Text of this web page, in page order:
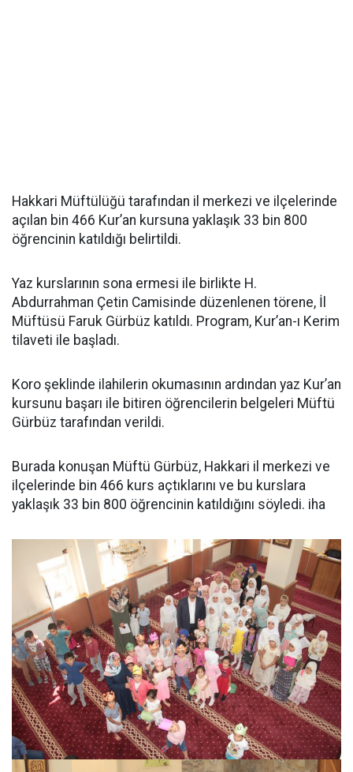
Hakkari Müftülüğü tarafından il merkezi ve ilçelerinde
açılan bin 466 Kur’an kursuna yaklaşık 33 bin 800
öğrencinin katıldığı belirtildi.
Yaz kurslarının sona ermesi ile birlikte H.
Abdurrahman Çetin Camisinde düzenlenen törene, İl
Müftüsü Faruk Gürbüz katıldı. Program, Kur’an-ı Kerim
tilaveti ile başladı.
Koro şeklinde ilahilerin okumasının ardından yaz Kur’an
kursunu başarı ile bitiren öğrencilerin belgeleri Müftü
Gürbüz tarafından verildi.
Burada konuşan Müftü Gürbüz, Hakkari il merkezi ve
ilçelerinde bin 466 kurs açtıklarını ve bu kurslara
yaklaşık 33 bin 800 öğrencinin katıldığını söyledi. iha